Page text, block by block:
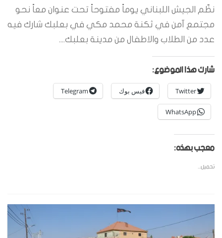
نظّم الجيش اللبناني يوماً مفتوحاً تحت عنوان معاً نحو
مجتمع آمن في ثكنة محمد مكي في بعلبك شارك فيه
عدد من الطلاب والاطفال من مدينة بعلبك....
شارك هذا الموضوع:
Twitter فيس بوك Telegram
WhatsApp
معجب بهذه:
تحميل...